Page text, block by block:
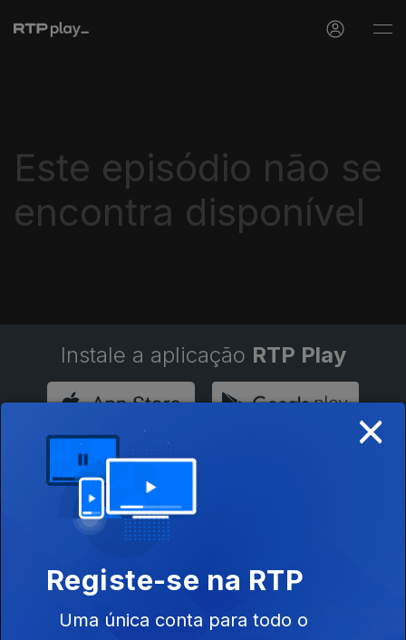
Este episódio não se
encontra disponível
Instale a aplicação RTP Play
Disponível para iOS, Android, Apple TV, Android TV e
CarPlay
×
Registe-se na RTP
Uma única conta para todo o